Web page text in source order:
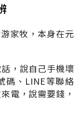
家牧，本身在元
，說自己手機壞
碼、 LINE等聯絡
電，說需要錢，